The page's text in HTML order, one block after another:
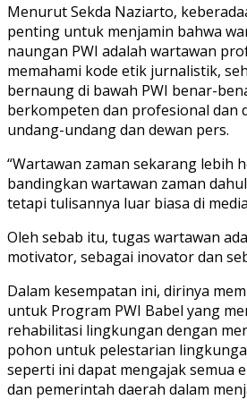
Menurut Sekda Naziarto,
penting untuk menjamin bahwa
naungan PWI adalah wartawan
memahami kode etik jurnalistik,
bernaung di bawah PWI benar-
berkompeten dan profesional dan
undang-undang dan dewan pers.
“Wartawan zaman sekarang lebih
bandingkan wartawan zaman
tetapi tulisannya luar biasa di
Oleh sebab itu, tugas wartawan
motivator, sebagai inovator dan
Dalam kesempatan ini, dirinya
untuk Program PWI Babel yang
rehabilitasi lingkungan dengan
pohon untuk pelestarian
seperti ini dapat mengajak semua
dan pemerintah daerah dalam